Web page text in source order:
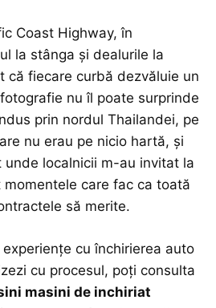
Coast Highway, în
la stânga și dealurile la
că fiecare curbă dezvăluie un
nu îl poate surprinde
prin nordul Thailandei, pe
nu erau pe nicio hartă, și
unde localnicii m-au invitat la
care fac ca toată
să merite.
cu închirierea auto
cu procesul, poți consulta
masini de inchiriat